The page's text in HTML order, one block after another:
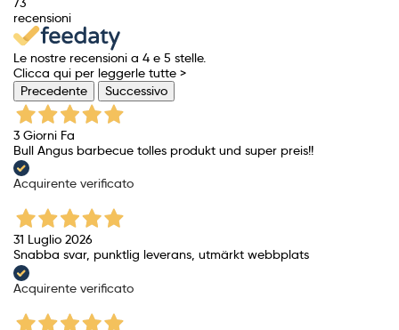
recensioni
Le nostre recensioni a 4 e 5 stelle.
Clicca qui per leggerle tutte >
Precedente
Successivo
3 Giorni Fa
Bull Angus barbecue tolles produkt und super preis!!
Acquirente verificato
31 Luglio 2026
Snabba svar, punktlig leverans, utmärkt webbplats
Acquirente verificato